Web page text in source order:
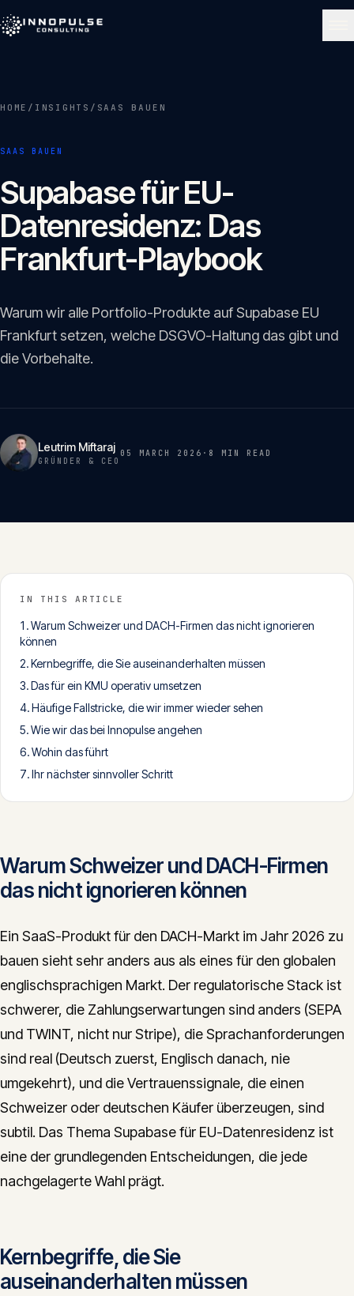
Über uns 02
Leistungen 03
Portfolio 04
Insights
Glossar
CONTACT
info@innopulse.io+41 79 508 28 06
Gotthardstrasse 30, 6300 Zug
HOME / INSIGHTS / SAAS BAUEN
SAAS BAUEN
Supabase für EU-
Datenresidenz: Das
Frankfurt-Playbook
Warum wir alle Portfolio-Produkte auf Supabase EU
Frankfurt setzen, welche DSGVO-Haltung das gibt und
die Vorbehalte.
Leutrim Miftaraj
GRÜNDER & CEO
05 MARCH 2026 · 8 MIN READ
IN THIS ARTICLE
Warum Schweizer und DACH-Firmen das nicht ignorieren
können
Kernbegriffe, die Sie auseinanderhalten müssen
Das für ein KMU operativ umsetzen
Häufige Fallstricke, die wir immer wieder sehen
Wie wir das bei Innopulse angehen
Wohin das führt
Ihr nächster sinnvoller Schritt
Warum Schweizer und DACH-Firmen
das nicht ignorieren können
Ein SaaS-Produkt für den DACH-Markt im Jahr 2026 zu
bauen sieht sehr anders aus als eines für den globalen
englischsprachigen Markt. Der regulatorische Stack ist
schwerer, die Zahlungserwartungen sind anders (SEPA
und TWINT, nicht nur Stripe), die Sprachanforderungen
sind real (Deutsch zuerst, Englisch danach, nie
umgekehrt), und die Vertrauenssignale, die einen
Schweizer oder deutschen Käufer überzeugen, sind
subtil. Das Thema Supabase für EU-Datenresidenz ist
eine der grundlegenden Entscheidungen, die jede
nachgelagerte Wahl prägt.
Kernbegriffe, die Sie
auseinanderhalten müssen